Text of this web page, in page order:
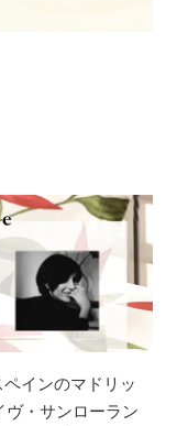
インのマドリッ
ヴ・サンローラン